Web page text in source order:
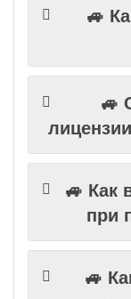
🚙
🚙
🚙 Как
при
🚙